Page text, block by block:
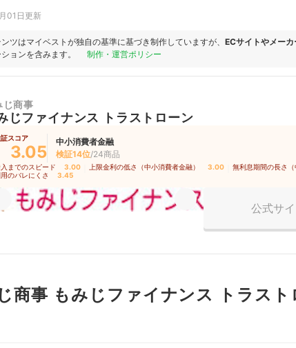
01日更新
ツはマイベストが独自の基準に基づき制作していますが、 ECサイトやメー
ョンを含みます。
制作・運営ポリシー
じ商事
じファイナンス トラストローン
スコア
3.05
中小消費者金融
検証14位/24商品
までのスピード 3.00 上限金利の低さ（中小消費者金融） 3.00 無利息期間の長さ（
のバレにくさ 3.45
公式サ
商事 もみじファイナンス トラス